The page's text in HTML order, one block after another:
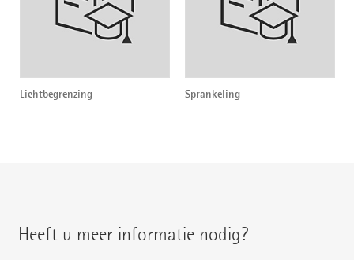
Lichtbegrenzing Sprankeling
Heeft u meer informatie nodig?